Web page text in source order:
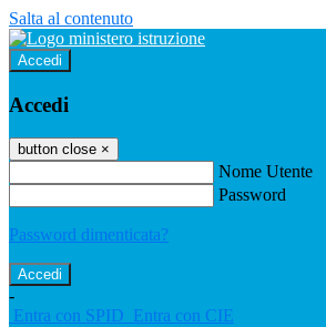
Salta al contenuto
Accedi
Accedi
button close ×
Nome Utente
Password
Password dimenticata?
-
Entra con SPID Entra con CIE